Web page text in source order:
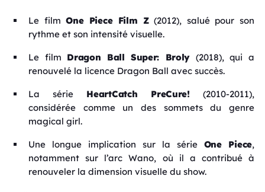
Le filmOne Piece Film Z(2012), salué pour son
rythme et son intensité visuelle.
Le film Dragon Ball Super: Broly (2018), qui a
renouvelé la licence Dragon Ball avec succès.
La série HeartCatch PreCure! (2010-2011),
considérée comme un des sommets du genre
magical girl.
Une longue implication sur la série One Piece,
notamment sur l’arc Wano, où il a contribué à
renouveler la dimension visuelle du show.